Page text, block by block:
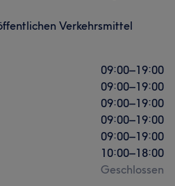
Verkehrsmittel
09:00–19:00
09:00–19:00
09:00–19:00
09:00–19:00
09:00–19:00
10:00–18:00
Geschlossen